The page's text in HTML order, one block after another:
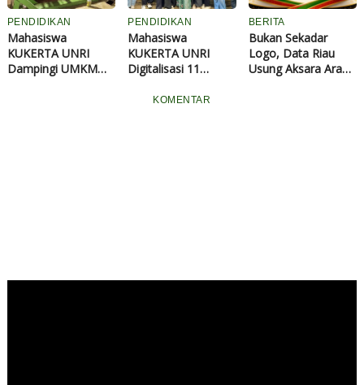
PENDIDIKAN
Mahasiswa
KUKERTA UNRI
Dampingi UMKM
PENDIDIKAN
Mahasiswa
KUKERTA UNRI
Digitalisasi 11
Sagu di Kuansing,
BERITA
Bukan Sekadar
Logo, Data Riau
Usung Aksara Arab
KOMENTAR